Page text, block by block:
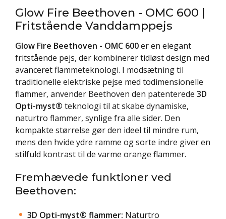
Glow Fire Beethoven - OMC 600 |
Fritstående Vanddamppejs
Glow Fire Beethoven - OMC 600er en elegant
fritstående pejs, der kombinerer tidløst design med
avanceret flammeteknologi. I modsætning til
traditionelle elektriske pejse med todimensionelle
flammer, anvender Beethoven den patenterede 3D
Opti-myst® teknologi til at skabe dynamiske,
naturtro flammer, synlige fra alle sider. Den
kompakte størrelse gør den ideel til mindre rum,
mens den hvide ydre ramme og sorte indre giver en
stilfuld kontrast til de varme orange flammer.
Fremhævede funktioner ved
Beethoven:
3D Opti-myst® flammer: Naturtro